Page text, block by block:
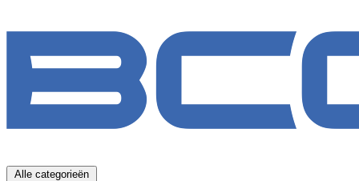
Alle categorieën